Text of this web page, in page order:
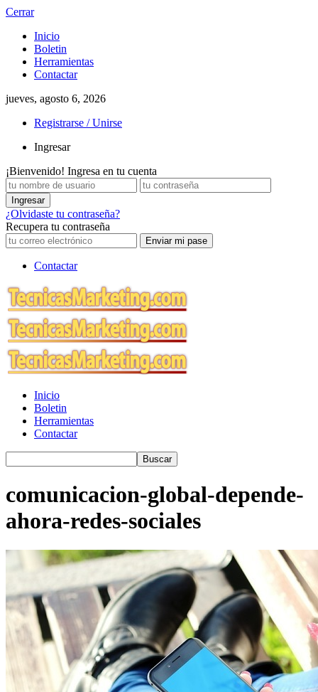
Cerrar
Inicio
Boletin
Herramientas
Contactar
jueves, agosto 6, 2026
Registrarse / Unirse
Ingresar
¡Bienvenido! Ingresa en tu cuenta
¿Olvidaste tu contraseña?
Recupera tu contraseña
Contactar
Inicio
Boletin
Herramientas
Contactar
comunicacion-global-depende-
ahora-redes-sociales